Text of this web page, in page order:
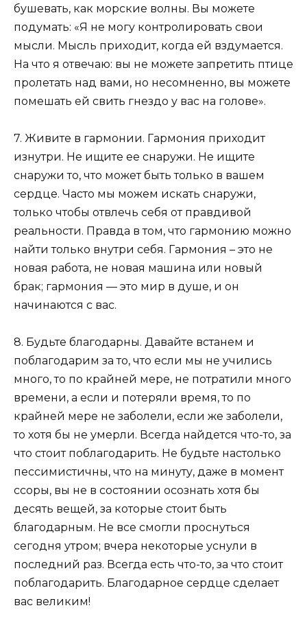
бушевать, как морские волны. Вы можете
подумать: «Я не могу контролировать свои
мысли. Мысль приходит, когда ей вздумается.
На что я отвечаю: вы не можете запретить птице
пролетать над вами, но несомненно, вы можете
помешать ей свить гнездо у вас на голове».
7. Живите в гармонии. Гармония приходит
изнутри. Не ищите ее снаружи. Не ищите
снаружи то, что может быть только в вашем
сердце. Часто мы можем искать снаружи,
только чтобы отвлечь себя от правдивой
реальности. Правда в том, что гармонию можно
найти только внутри себя. Гармония – это не
новая работа, не новая машина или новый
брак; гармония — это мир в душе, и он
начинаются с вас.
8. Будьте благодарны. Давайте встанем и
поблагодарим за то, что если мы не учились
много, то по крайней мере, не потратили много
времени, а если и потеряли время, то по
крайней мере не заболели, если же заболели,
то хотя бы не умерли. Всегда найдется что-то, за
что стоит поблагодарить. Не будьте настолько
пессимистичны, что на минуту, даже в момент
ссоры, вы не в состоянии осознать хотя бы
десять вещей, за которые стоит быть
благодарным. Не все смогли проснуться
сегодня утром; вчера некоторые уснули в
последний раз. Всегда есть что-то, за что стоит
поблагодарить. Благодарное сердце сделает
вас великим!